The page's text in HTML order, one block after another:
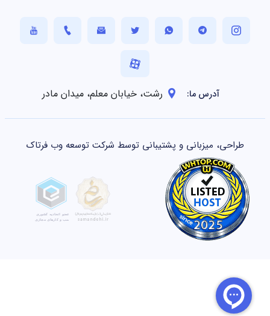
آدرس ما: رشت، خیابان معلم، میدان مادر
طراحی، میزبانی و پشتیبانی توسط شرکت توسعه وب فرتاک